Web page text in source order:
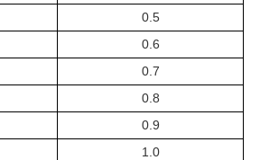
0.5
0.6
0.7
0.8
0.9
1.0